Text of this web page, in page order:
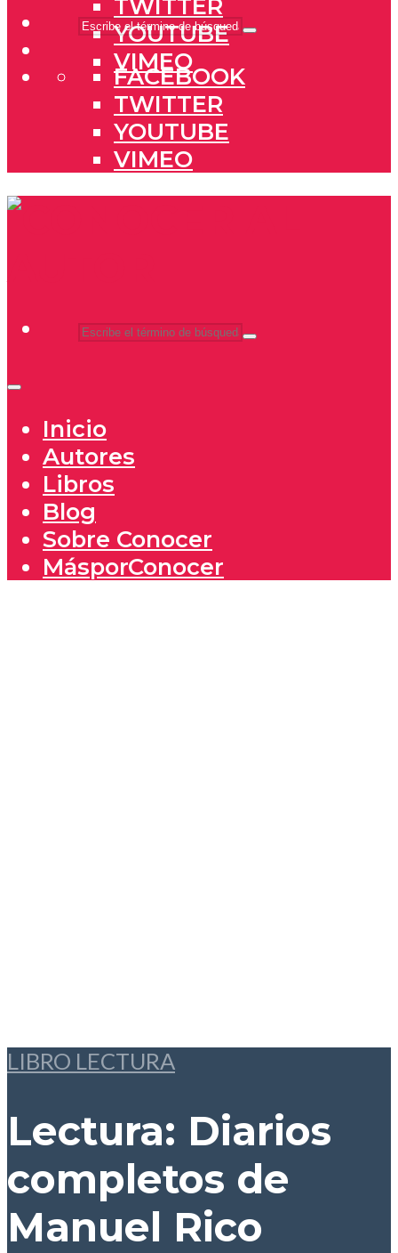
TWITTER
YOUTUBE
VIMEO
FACEBOOK
TWITTER
YOUTUBE
VIMEO
Inicio
Autores
Libros
Blog
Sobre Conocer
MásporConocer
LIBRO LECTURA
Lectura: Diarios
completos de
Manuel Rico